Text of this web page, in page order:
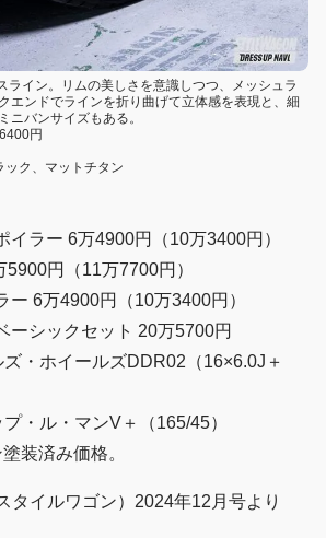
ライン。リムの美しさを意識しつつ、メッシュラ
エンドでラインを折り曲げて立体感を表現と、細
ニバンサイズもある。
円
ク、マットチタン
イラー 6万4900円（10万3400円）
円（11万7700円）
ー 6万4900円（10万3400円）
ーシックセット 20万5700円
・ホイールズDDR02（16×6.0J＋
・ル・マンV＋（165/45）
装済み価格。
タイルワゴン）2024年12月号より